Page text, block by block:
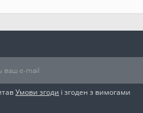
Умови згоди і згоден з вимогами